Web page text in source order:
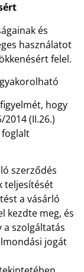
és
használatot
felel.
hogy
(II.26.)
foglalt
szerződés
teljesítését
a vásárló
kezdte meg, és
szolgáltatás
jogát